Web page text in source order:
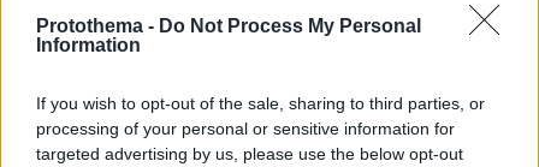
Protothema - Do Not Process My Personal
Information
If you wish to opt-out of the sale, sharing to third parties, or
processing of your personal or sensitive information for
targeted advertising by us, please use the below opt-out
περιπτεράς της Γαστούνης άνοιξε
ξανά το κατάστημά του μετά τις
επιθέσεις και τον εμπρησμό
07.08.2026, 12:51 60